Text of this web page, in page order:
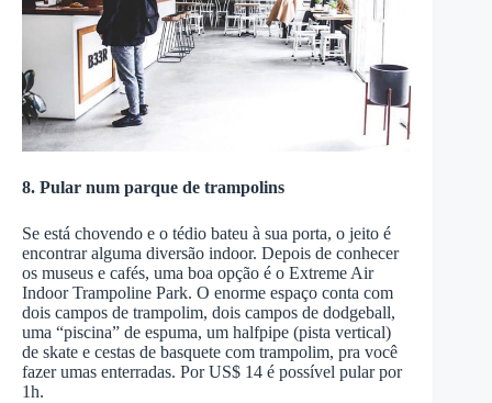
8. Pular num parque de trampolins
Se está chovendo e o tédio bateu à sua porta, o jeito é
encontrar alguma diversão indoor. Depois de conhecer
os museus e cafés, uma boa opção é o Extreme Air
Indoor Trampoline Park. O enorme espaço conta com
dois campos de trampolim, dois campos de dodgeball,
uma “piscina” de espuma, um halfpipe (pista vertical)
de skate e cestas de basquete com trampolim, pra você
fazer umas enterradas. Por US$ 14 é possível pular por
1h.